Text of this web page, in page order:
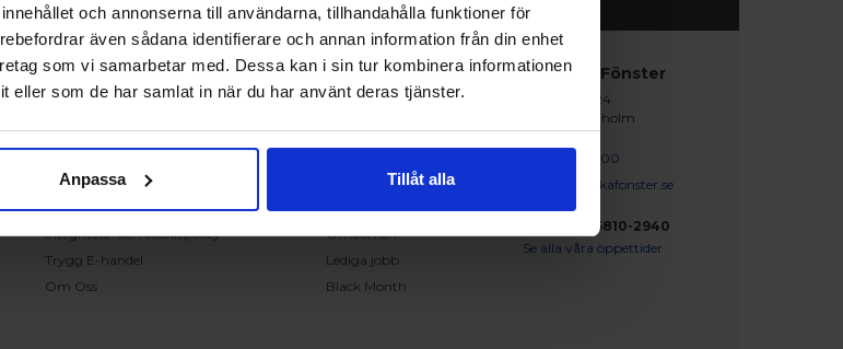
och annonserna till användarna, tillhandahålla funktioner för
även sådana identifierare och annan information från din enhet
som vi samarbetar med. Dessa kan i sin tur kombinera informationen
eller som de har samlat in när du har använt deras tjänster.
Anpassa Tillåt alla
OSS PÅ 0431 - 37 14 00
Handla på Nordiska Fönster
Köpvillkor
Om ditt köp
Betalnings & leveransvillkor
Ångerrätt & återbetalning
Garantier
Integritets- och cookiepolicy
Trygg E-handel
Om Oss
Snabblänkar
Monterat och klart
Inspiration
Vanliga frågor och svar
Återförsäljare
Omdömen
Lediga jobb
Black Month
Nordiska Fönster
Lagegatan 24
262 71 Ängelholm
0431 - 37 14 00
info@nordiskafonster.se
Org Nr: 556810-2940
Se alla våra öppettider